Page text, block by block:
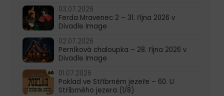
03.07.2026
Ferda Mravenec 2 – 31. října 2026 v
Divadle Image
02.07.2026
Perníková chaloupka – 28. října 2026 v
Divadle Image
01.07.2026
Poklad ve Stříbrném jezeře – 60. U
Stříbrného jezera (1/8)